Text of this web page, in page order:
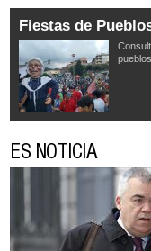
Fiestas de
ES NOTICIA